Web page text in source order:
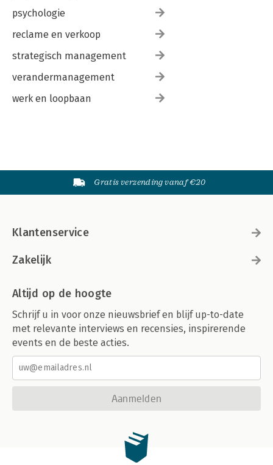
psychologie
reclame en verkoop
strategisch management
verandermanagement
werk en loopbaan
Gratis verzending vanaf €20
Klantenservice
Zakelijk
Altijd op de hoogte
Schrijf u in voor onze nieuwsbrief en blijf up-to-date
met relevante interviews en recensies, inspirerende
events en de beste acties.
Aanmelden